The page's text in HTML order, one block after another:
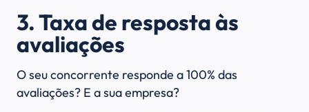
3. Taxa de resposta às
avaliações
O seu concorrente responde a 100% das
avaliações? E a sua empresa?